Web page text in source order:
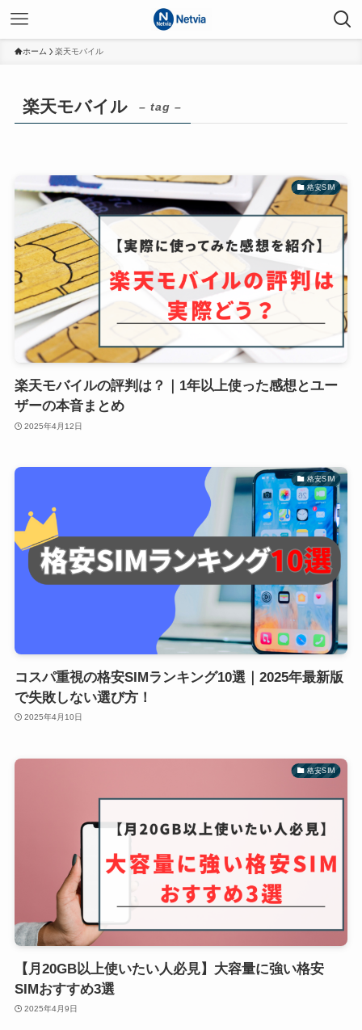
ホーム 楽天モバイル
楽天モバイル – tag –
格安SIM
楽天モバイルの評判は？｜1年以上使った感想とユー
ザーの本音まとめ
2025年4月12日
格安SIM
コスパ重視の格安SIMランキング10選｜2025年最新版
で失敗しない選び方！
2025年4月10日
格安SIM
【月20GB以上使いたい人必見】大容量に強い格安
SIMおすすめ3選
2025年4月9日